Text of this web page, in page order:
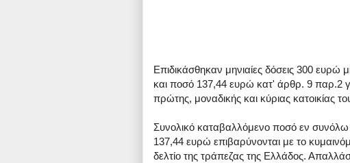
Επιδικάσθηκαν μηνιαίες δόσεις 300
και ποσό 137,44 ευρώ κατ' άρθρ. 9 παρ.2
πρώτης, μοναδικής και κύριας κατοικίας
Συνολικό καταβαλλόμενο ποσό εν
137,44 ευρώ επιβαρύνονται με το
δελτίο της τράπεζας της Ελλάδος.